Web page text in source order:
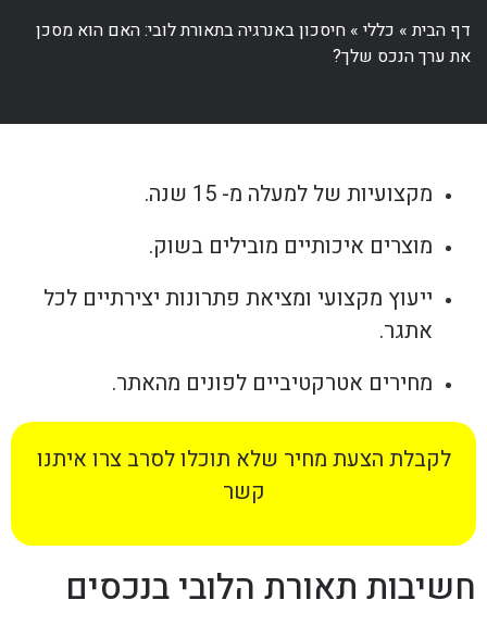
דף הבית» כללי» חיסכון באנרגיה בתאורת לובי: האם הוא מסכן
את ערך הנכס שלך?
מקצועיות של למעלה מ- 15 שנה.
מוצרים איכותיים מובילים בשוק.
ייעוץ מקצועי ומציאת פתרונות יצירתיים לכל
אתגר.
מחירים אטרקטיביים לפונים מהאתר.
לקבלת הצעת מחיר שלא תוכלו לסרב צרו איתנו
קשר
חשיבות תאורת הלובי בנכסים